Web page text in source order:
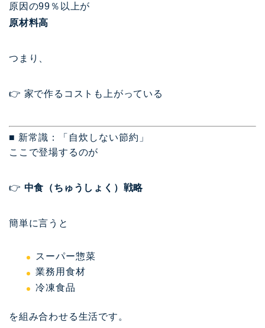
原因の99％以上が
原材料高
つまり、
👉 家で作るコストも上がっている
■ 新常識：「自炊しない節約」
ここで登場するのが
👉 中食（ちゅうしょく）戦略
簡単に言うと
スーパー惣菜
業務用食材
冷凍食品
を組み合わせる生活です。